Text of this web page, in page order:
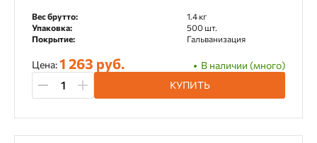
Вес брутто:
1.4 кг
Упаковка:
500 шт.
Покрытие:
Гальванизация
Цена:1 263 руб.
В наличии (много)
КУПИТЬ